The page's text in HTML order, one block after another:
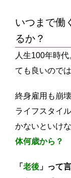
いつまで働
るか？
人生100年時
ても良いので
終身雇用も崩
ライフスタイ
かないといけ
体何歳から？
「 老後 」って